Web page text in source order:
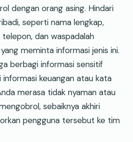
dengan orang asing. Hindari
seperti nama lengkap,
dan waspadalah
meminta informasi jenis ini.
berbagi informasi sensitif
keuangan atau kata
merasa tidak nyaman atau
sebaiknya akhiri
pengguna tersebut ke tim